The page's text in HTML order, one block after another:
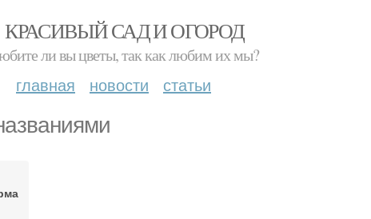
КРАСИВЫЙ САД И ОГОРОД
ли вы цветы, так как любим их мы?
главная новости статьи